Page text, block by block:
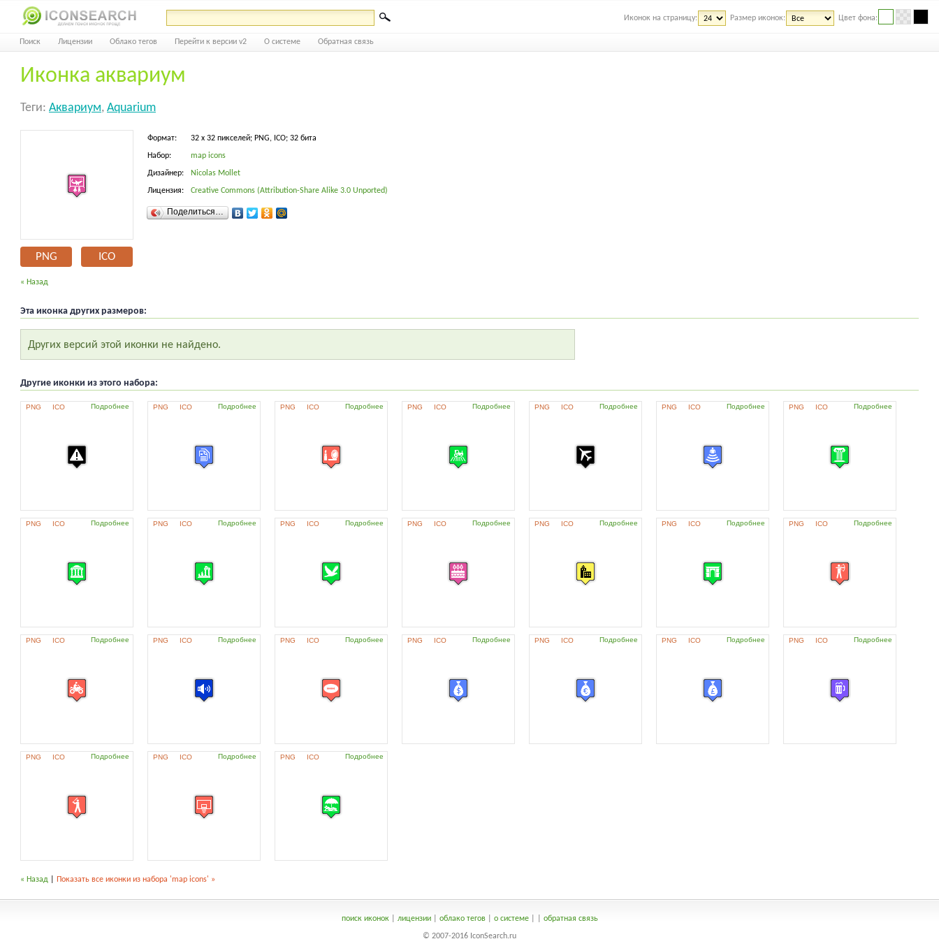
Иконок на страницу: Размер иконок: Цвет фона:
Поиск Лицензии Облако тегов Перейти к версии v2 О системе Обратная связь
Иконка аквариум
Теги: Аквариум, Aquarium
PNG ICO
Формат: 32 x 32 пикселей; PNG, ICO; 32 бита
Набор: map icons
Дизайнер: Nicolas Mollet
Лицензия: Creative Commons (Attribution-Share Alike 3.0 Unported)
Поделиться…
« Назад
Эта иконка других размеров:
Других версий этой иконки не найдено.
Другие иконки из этого набора:
PNG ICO Подробнее PNG ICO Подробнее PNG ICO Подробнее PNG ICO Подробнее PNG ICO Подробнее PNG ICO Подробнее PNG ICO Подробнее
PNG ICO Подробнее PNG ICO Подробнее PNG ICO Подробнее PNG ICO Подробнее PNG ICO Подробнее PNG ICO Подробнее PNG ICO Подробнее
PNG ICO Подробнее PNG ICO Подробнее PNG ICO Подробнее PNG ICO Подробнее PNG ICO Подробнее PNG ICO Подробнее PNG ICO Подробнее
PNG ICO Подробнее PNG ICO Подробнее PNG ICO Подробнее
« Назад Показать все иконки из набора 'map icons' »
поиск иконок| лицензии| облако тегов| о системе| обратная связь
© 2007-2016 IconSearch.ru